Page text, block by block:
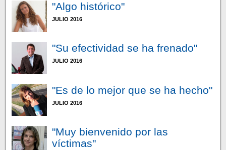
"Algo histórico"
JULIO 2016
"Su efectividad se ha frenado"
JULIO 2016
"Es de lo mejor que se ha hecho"
JULIO 2016
"Muy bienvenido por las
víctimas"